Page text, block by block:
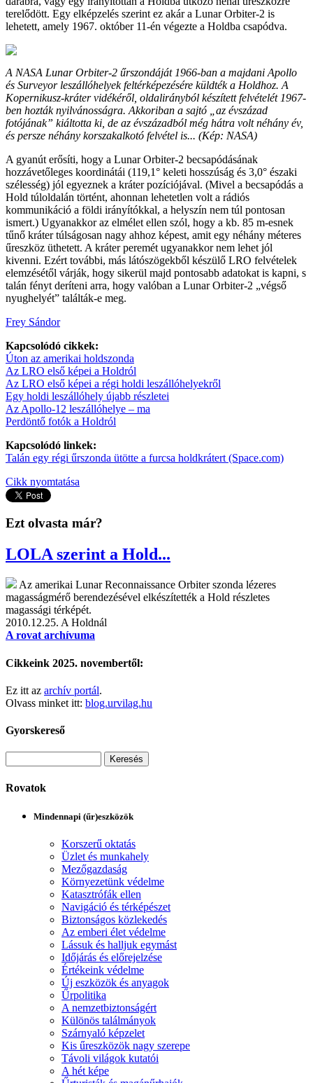
terelődött. Egy elképzelés szerint ez akár a Lunar Orbiter-2 is
lehetett, amely 1967. október 11-én végezte a Holdba csapódva.
A NASA Lunar Orbiter-2 űrszondáját 1966-ban a majdani Apollo
és Surveyor leszállóhelyek feltérképezésére küldték a Holdhoz. A
Kopernikusz-kráter vidékéről, oldalirányból készített felvételét 1967-
ben hozták nyilvánosságra. Akkoriban a sajtó „az évszázad
fotójának” kiáltotta ki, de az évszázadból még hátra volt néhány év,
és persze néhány korszakalkotó felvétel is... (Kép: NASA)
A gyanút erősíti, hogy a Lunar Orbiter-2 becsapódásának
hozzávetőleges koordinátái (119,1° keleti hosszúság és 3,0° északi
szélesség) jól egyeznek a kráter pozíciójával. (Mivel a becsapódás a
Hold túloldalán történt, ahonnan lehetetlen volt a rádiós
kommunikáció a földi irányítókkal, a helyszín nem túl pontosan
ismert.) Ugyanakkor az elmélet ellen szól, hogy a kb. 85 m-esnek
tűnő kráter túlságosan nagy ahhoz képest, amit egy néhány méteres
űreszköz üthetett. A kráter peremét ugyanakkor nem lehet jól
kivenni. Ezért további, más látószögekből készülő LRO felvételek
elemzésétől várják, hogy sikerül majd pontosabb adatokat is kapni, s
talán fényt deríteni arra, hogy valóban a Lunar Orbiter-2 „végső
nyughelyét” találták-e meg.
Frey Sándor
Kapcsolódó cikkek:
Úton az amerikai holdszonda
Az LRO első képei a Holdról
Az LRO első képei a régi holdi leszállóhelyekről
Egy holdi leszállóhely újabb részletei
Az Apollo-12 leszállóhelye – ma
Perdöntő fotók a Holdról
Kapcsolódó linkek:
Talán egy régi űrszonda ütötte a furcsa holdkrátert (Space.com)
Cikk nyomtatása
Ezt olvasta már?
LOLA szerint a Hold...
Az amerikai Lunar Reconnaissance Orbiter szonda lézeres
magasságmérő berendezésével elkészítették a Hold részletes
magassági térképét.
2010.12.25. A Holdnál
A rovat archívuma
Cikkeink 2025. novembertől:
Ez itt az archív portál.
Olvass minket itt: blog.urvilag.hu
Gyorskereső
Rovatok
Mindennapi (űr)eszközök
Korszerű oktatás
Üzlet és munkahely
Mezőgazdaság
Környezetünk védelme
Katasztrófák ellen
Navigáció és térképészet
Biztonságos közlekedés
Az emberi élet védelme
Lássuk és halljuk egymást
Időjárás és előrejelzése
Értékeink védelme
Új eszközök és anyagok
Űrpolitika
A nemzetbiztonságért
Különös találmányok
Szárnyaló képzelet
Kis űreszközök nagy szerepe
Távoli világok kutatói
A hét képe